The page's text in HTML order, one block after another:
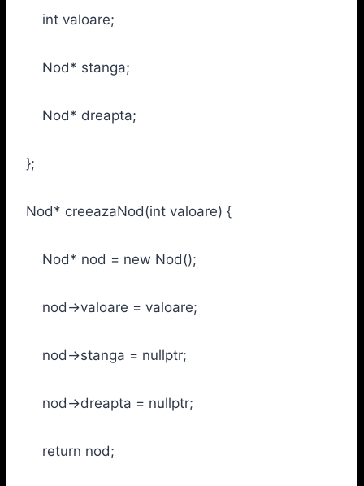
int valoare;
Nod* stanga;
Nod* dreapta;
};
Nod* creeazaNod(int valoare) {
Nod* nod = new Nod();
nod->valoare = valoare;
nod->stanga = nullptr;
nod->dreapta = nullptr;
return nod;